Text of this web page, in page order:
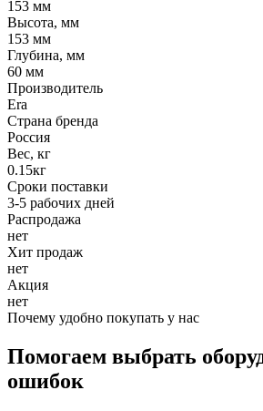
153 мм
Высота, мм
153 мм
Глубина, мм
60 мм
Производитель
Era
Страна бренда
Россия
Вес, кг
0.15кг
Сроки поставки
3-5 рабочих дней
Распродажа
нет
Хит продаж
нет
Акция
нет
Почему удобно покупать у нас
Помогаем выбрать
ошибок